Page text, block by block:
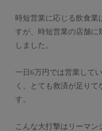
時短営業に応じる飲食業
すが、時短営業の店舗に
しました。
一日6万円では営業して
く、とても救済が足りて
す。
こんな大打撃はリーマン